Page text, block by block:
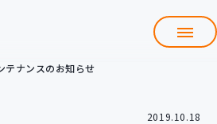
テナンスのお知らせ
2019.10.18